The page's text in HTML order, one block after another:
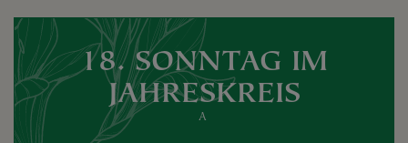
18. SONNTAG IM
JAHRESKREIS
A